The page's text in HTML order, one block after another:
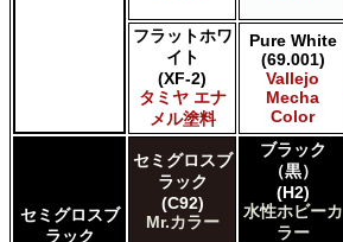
フラットホワ
イト
(XF-2)
タミヤ エナ
メル塗料
Pure White
(69.001)
Vallejo
Mecha
Color
セミグロスブ
ラック
セミグロスブ
ラック
(C92)
Mr.カラー
ブラック
（黒）
(H2)
水性ホビーカ
ラー